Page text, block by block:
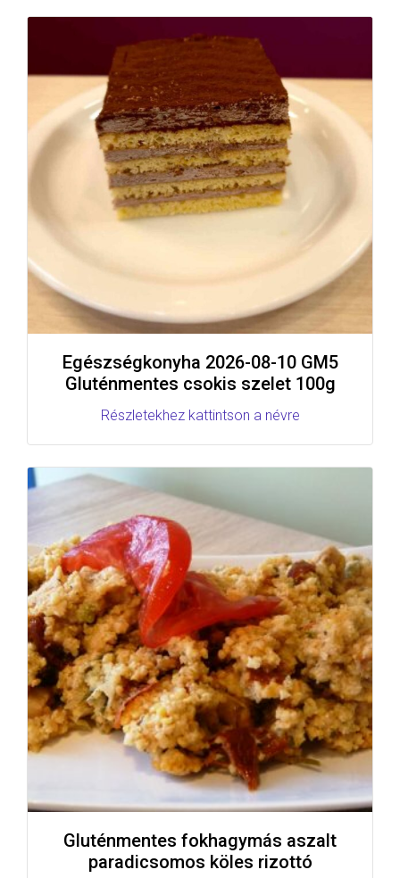
Egészségkonyha 2026-08-10 GM5
Gluténmentes csokis szelet 100g
Részletekhez kattintson a névre
Gluténmentes fokhagymás aszalt
paradicsomos köles rizottó